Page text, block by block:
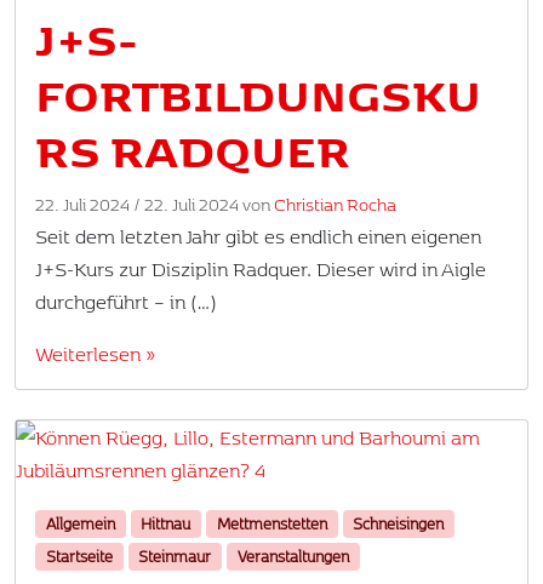
J+S-
FORTBILDUNGSKU
RS RADQUER
22. Juli 2024 / 22. Juli 2024 vonChristian Rocha
Seit dem letzten Jahr gibt es endlich einen eigenen
J+S-Kurs zur Disziplin Radquer. Dieser wird in Aigle
durchgeführt – in (…)
Weiterlesen »
Allgemein Hittnau Mettmenstetten
Schneisingen
Startseite
Steinmaur Veranstaltungen